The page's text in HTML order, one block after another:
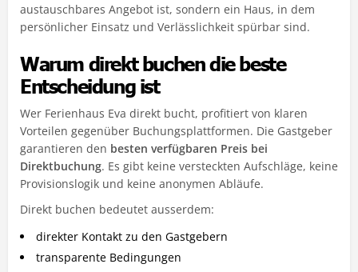
austauschbares Angebot ist, sondern ein Haus, in dem
persönlicher Einsatz und Verlässlichkeit spürbar sind.
Warum direkt buchen die beste
Entscheidung ist
Wer Ferienhaus Eva direkt bucht, profitiert von klaren
Vorteilen gegenüber Buchungsplattformen. Die Gastgeber
garantieren den besten verfügbaren Preis bei
Direktbuchung. Es gibt keine versteckten Aufschläge, keine
Provisionslogik und keine anonymen Abläufe.
Direkt buchen bedeutet ausserdem:
direkter Kontakt zu den Gastgebern
transparente Bedingungen